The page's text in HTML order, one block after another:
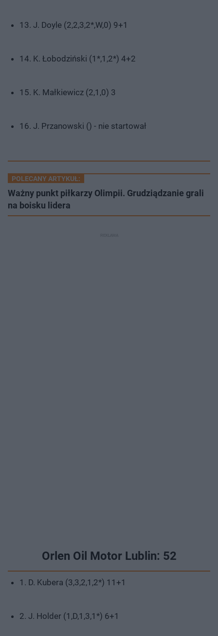
13. J. Doyle (2,2,3,2*,W,0) 9+1
14. K. Łobodziński (1*,1,2*) 4+2
15. K. Małkiewicz (2,1,0) 3
16. J. Przanowski () - nie startował
POLECANY ARTYKUŁ:
Ważny punkt piłkarzy Olimpii. Grudziądzanie grali
na boisku lidera
Orlen Oil Motor Lublin: 52
1. D. Kubera (3,3,2,1,2*) 11+1
2. J. Holder (1,D,1,3,1*) 6+1